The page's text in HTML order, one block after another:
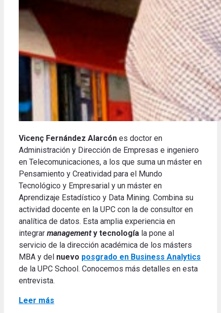
Vicenç Fernández Alarcón es doctor en
Administración y Dirección de Empresas e ingeniero
en Telecomunicaciones, a los que suma un máster en
Pensamiento y Creatividad para el Mundo
Tecnológico y Empresarial y un máster en
Aprendizaje Estadístico y Data Mining. Combina su
actividad docente en la UPC con la de consultor en
analítica de datos. Esta amplia experiencia en
integrar managementy tecnología la pone al
servicio de la dirección académica de los másters
MBA y del nuevo posgrado en Business Analytics
de la UPC School. Conocemos más detalles en esta
entrevista.
Leer más